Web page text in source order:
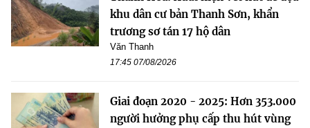
khu dân cư bản Thanh Sơn, khẩn
trương sơ tán 17 hộ dân
Văn Thanh
17:45 07/08/2026
Giai đoạn 2020 - 2025: Hơn 353.000
người hưởng phụ cấp thu hút vùng